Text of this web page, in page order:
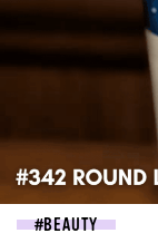
BEAUTY